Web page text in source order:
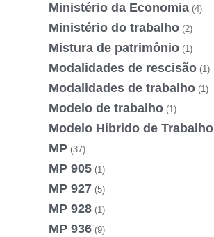
Ministério da Economia (4)
Ministério do trabalho (2)
Mistura de patrimônio (1)
Modalidades de rescisão (1)
Modalidades de trabalho (1)
Modelo de trabalho (1)
Modelo Híbrido de Trabalho
MP (37)
MP 905 (1)
MP 927 (5)
MP 928 (1)
MP 936 (9)